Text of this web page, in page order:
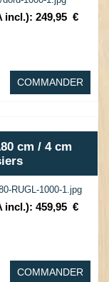
incl.): 249,95 €
COMMANDER
cm / 4 cm
incl.): 459,95 €
COMMANDER